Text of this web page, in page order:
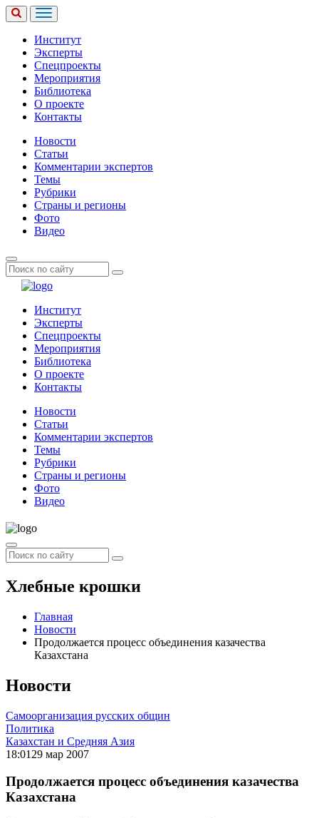
Институт
Эксперты
Спецпроекты
Мероприятия
Библиотека
О проекте
Контакты
Новости
Статьи
Комментарии экспертов
Темы
Рубрики
Страны и регионы
Фото
Видео
Институт
Эксперты
Спецпроекты
Мероприятия
Библиотека
О проекте
Контакты
Новости
Статьи
Комментарии экспертов
Темы
Рубрики
Страны и регионы
Фото
Видео
Хлебные крошки
Главная
Новости
Продолжается процесс объединения казачества
Казахстана
Новости
Самоорганизация русских общин
Политика
Казахстан и Средняя Азия
18:01 29 мар 2007
Продолжается процесс объединения казачества
Казахстана